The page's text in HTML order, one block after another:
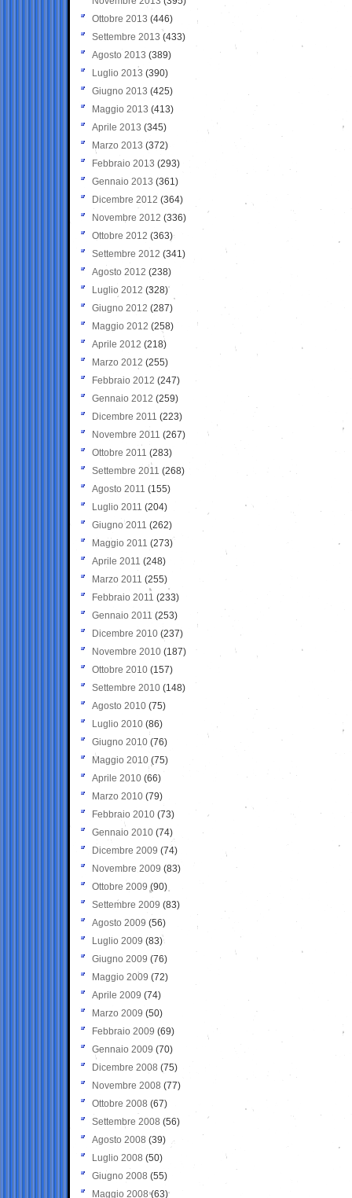
Ottobre 2013 (446)
Settembre 2013 (433)
Agosto 2013 (389)
Luglio 2013 (390)
Giugno 2013 (425)
Maggio 2013 (413)
Aprile 2013 (345)
Marzo 2013 (372)
Febbraio 2013 (293)
Gennaio 2013 (361)
Dicembre 2012 (364)
Novembre 2012 (336)
Ottobre 2012 (363)
Settembre 2012 (341)
Agosto 2012 (238)
Luglio 2012 (328)
Giugno 2012 (287)
Maggio 2012 (258)
Aprile 2012 (218)
Marzo 2012 (255)
Febbraio 2012 (247)
Gennaio 2012 (259)
Dicembre 2011 (223)
Novembre 2011 (267)
Ottobre 2011 (283)
Settembre 2011 (268)
Agosto 2011 (155)
Luglio 2011 (204)
Giugno 2011 (262)
Maggio 2011 (273)
Aprile 2011 (248)
Marzo 2011 (255)
Febbraio 2011 (233)
Gennaio 2011 (253)
Dicembre 2010 (237)
Novembre 2010 (187)
Ottobre 2010 (157)
Settembre 2010 (148)
Agosto 2010 (75)
Luglio 2010 (86)
Giugno 2010 (76)
Maggio 2010 (75)
Aprile 2010 (66)
Marzo 2010 (79)
Febbraio 2010 (73)
Gennaio 2010 (74)
Dicembre 2009 (74)
Novembre 2009 (83)
Ottobre 2009 (90)
Settembre 2009 (83)
Agosto 2009 (56)
Luglio 2009 (83)
Giugno 2009 (76)
Maggio 2009 (72)
Aprile 2009 (74)
Marzo 2009 (50)
Febbraio 2009 (69)
Gennaio 2009 (70)
Dicembre 2008 (75)
Novembre 2008 (77)
Ottobre 2008 (67)
Settembre 2008 (56)
Agosto 2008 (39)
Luglio 2008 (50)
Giugno 2008 (55)
Maggio 2008(63)